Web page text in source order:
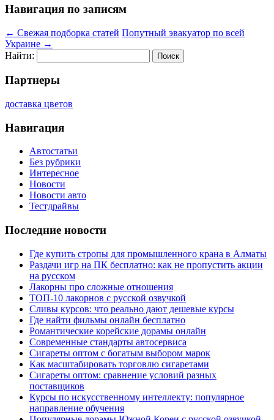
Навигация по записям
← Свежая подборка статей Попутный эвакуатор по всей
Украине →
Найти:
Партнеры
доставка цветов
Навигация
Автостатьи
Без рубрики
Интересное
Новости
Новости авто
Тестдрайвы
Последние новости
Где купить стропы для промышленного крана в Алматы
Раздачи игр на ПК бесплатно: как не пропустить акции
на русском
Лакорны про сложные отношения
ТОП-10 лакорнов с русской озвучкой
Сливы курсов: что реально дают дешевые курсы
Где найти фильмы онлайн бесплатно
Романтические корейские дорамы онлайн
Современные стандарты автосервиса
Сигареты оптом с богатым выбором марок
Как масштабировать торговлю сигаретами
Сигареты оптом: сравнение условий разных
поставщиков
Курсы по искусственному интеллекту: популярное
направление обучения